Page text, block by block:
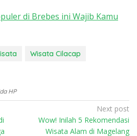
di Brebes ini Wajib Kamu
Wisata Cilacap
HP
Next post
Wow! Inilah 5 Rekomendasi
Wisata Alam di Magelang